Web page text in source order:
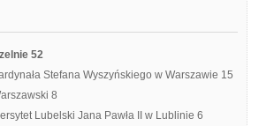
52
Stefana Wyszyńskiego w Warszawie 15
8
Lubelski Jana Pawła II w Lublinie 6